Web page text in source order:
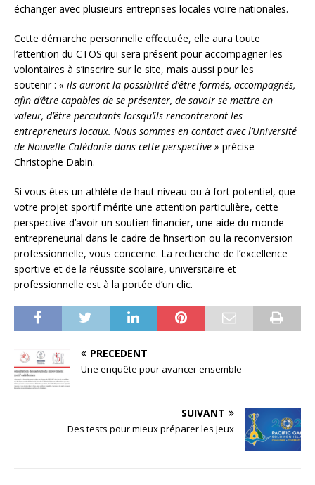
échanger avec plusieurs entreprises locales voire nationales.
Cette démarche personnelle effectuée, elle aura toute
l’attention du CTOS qui sera présent pour accompagner les
volontaires à s’inscrire sur le site, mais aussi pour les
soutenir : « ils auront la possibilité d’être formés, accompagnés,
afin d’être capables de se présenter, de savoir se mettre en
valeur, d’être percutants lorsqu’ils rencontreront les
entrepreneurs locaux. Nous sommes en contact avec l’Université
de Nouvelle-Calédonie dans cette perspective » précise
Christophe Dabin.
Si vous êtes un athlète de haut niveau ou à fort potentiel, que
votre projet sportif mérite une attention particulière, cette
perspective d’avoir un soutien financier, une aide du monde
entrepreneurial dans le cadre de l’insertion ou la reconversion
professionnelle, vous concerne. La recherche de l’excellence
sportive et de la réussite scolaire, universitaire et
professionnelle est à la portée d’un clic.
PRÉCÉDENT
Une enquête pour avancer ensemble
SUIVANT
Des tests pour mieux préparer les Jeux